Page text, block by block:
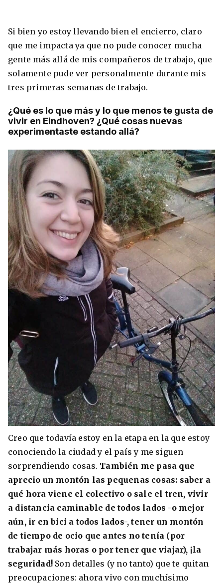
Si bien yo estoy llevando bien el encierro, claro
que me impacta ya que no pude conocer mucha
gente más allá de mis compañeros de trabajo, que
solamente pude ver personalmente durante mis
tres primeras semanas de trabajo.
¿Qué es lo que más y lo que menos te gusta de
vivir en Eindhoven? ¿Qué cosas nuevas
experimentaste estando allá?
Creo que todavía estoy en la etapa en la que estoy
conociendo la ciudad y el país y me siguen
sorprendiendo cosas. También me pasa que
aprecio un montón las pequeñas cosas: saber a
qué hora viene el colectivo o sale el tren, vivir
a distancia caminable de todos lados -o mejor
aún, ir en bici a todos lados-, tener un montón
de tiempo de ocio que antes no tenía (por
trabajar más horas o por tener que viajar), ¡la
seguridad! Son detalles (y no tanto) que te quitan
preocupaciones: ahora vivo con muchísimo